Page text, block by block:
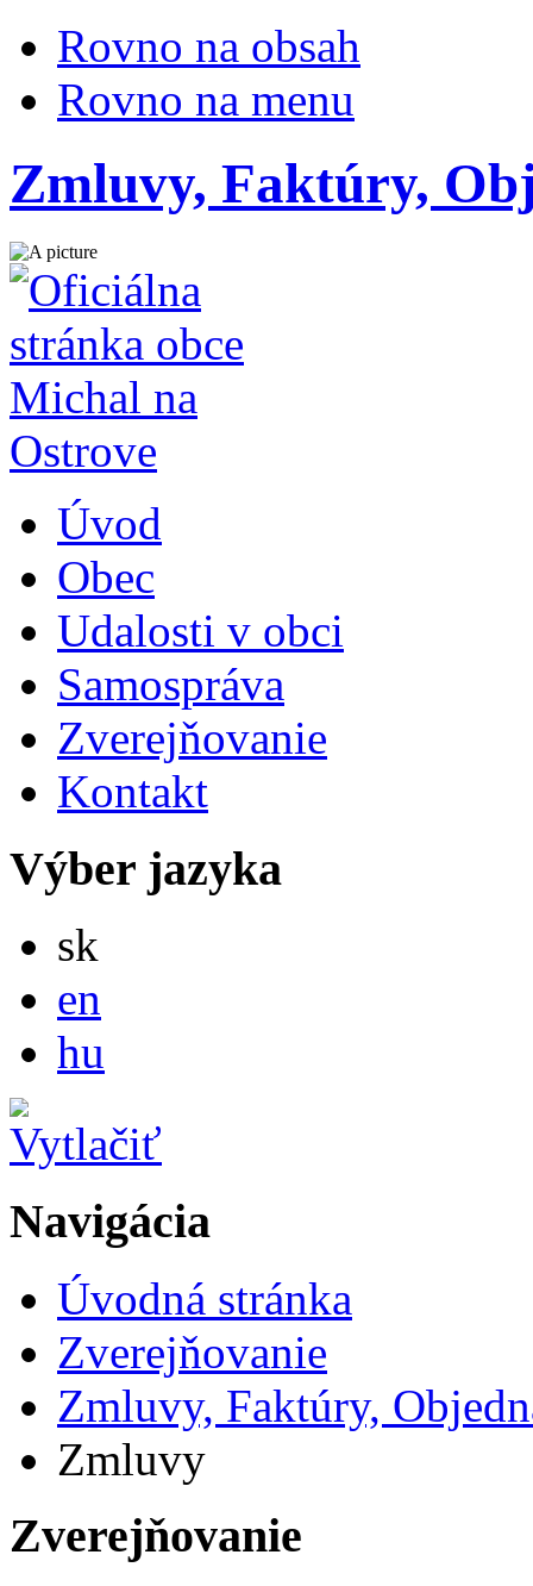
Rovno na obsah
Rovno na menu
Zmluvy, Faktúry,
Úvod
Obec
Udalosti v obci
Samospráva
Zverejňovanie
Kontakt
Výber jazyka
sk
en
hu
Navigácia
Úvodná stránka
Zverejňovanie
Zmluvy, Faktúry,
Zmluvy
Zverejňovanie